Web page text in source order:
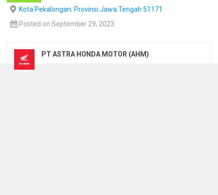
Kota Pekalongan. Provinsi Jawa Tengah 51171
Posted on September 29, 2023
PT ASTRA HONDA MOTOR (AHM)